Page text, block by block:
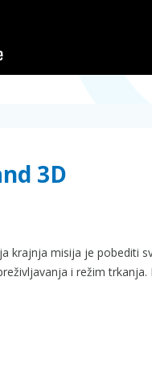
3D
krajnja misija je pobediti
i režim